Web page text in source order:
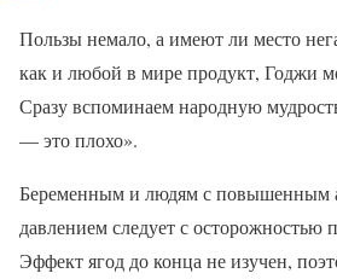
Пользы немало, а имеют ли место
как и любой в мире продукт, Годжи
Сразу вспоминаем народную
— это плохо».
Беременным и людям с повышенным
давлением следует с осторожностью
Эффект ягод до конца не изучен,